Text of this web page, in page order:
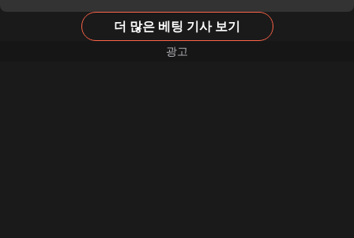
더 많은 베팅 기사 보기